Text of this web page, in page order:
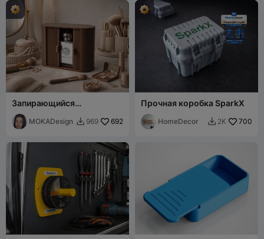
Запирающийся
органайзер Lamello -
MOKA Design
MOKADesign  969 692
Прочная коробка SparkX
HomeDecor  2K 700